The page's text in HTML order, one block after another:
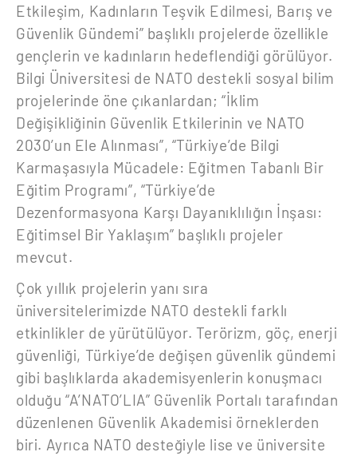
Etkileşim, Kadınların Teşvik Edilmesi, Barış ve
Güvenlik Gündemi” başlıklı projelerde özellikle
gençlerin ve kadınların hedeflendiği görülüyor.
Bilgi Üniversitesi de NATO destekli sosyal bilim
projelerinde öne çıkanlardan; “İklim
Değişikliğinin Güvenlik Etkilerinin ve NATO
2030’un Ele Alınması”, “Türkiye’de Bilgi
Karmaşasıyla Mücadele: Eğitmen Tabanlı Bir
Eğitim Programı”, “Türkiye’de
Dezenformasyona Karşı Dayanıklılığın İnşası:
Eğitimsel Bir Yaklaşım” başlıklı projeler
mevcut.
Çok yıllık projelerin yanı sıra
üniversitelerimizde NATO destekli farklı
etkinlikler de yürütülüyor. Terörizm, göç, enerji
güvenliği, Türkiye’de değişen güvenlik gündemi
gibi başlıklarda akademisyenlerin konuşmacı
olduğu “A’NATO’LIA” Güvenlik Portalı tarafından
düzenlenen Güvenlik Akademisi örneklerden
biri. Ayrıca NATO desteğiyle lise ve üniversite